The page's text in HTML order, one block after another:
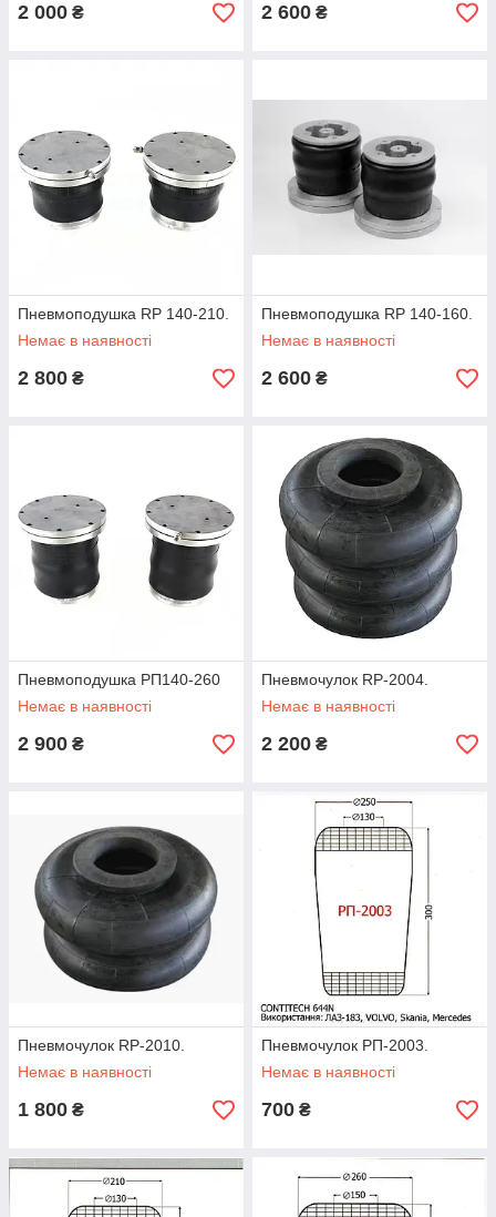
2 000 ₴ 2 600 ₴
Пневмоподушка RP 140-210.
Немає в наявності
2 800 ₴
Пневмоподушка RP 140-160.
Немає в наявності
2 600 ₴
Пневмоподушка РП140-260
Немає в наявності
2 900 ₴
Пневмочулок RP-2004.
Немає в наявності
2 200 ₴
Пневмочулок RP-2010.
Немає в наявності
1 800 ₴
Пневмочулок РП-2003.
Немає в наявності
700 ₴